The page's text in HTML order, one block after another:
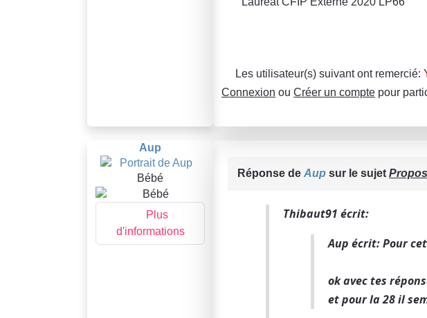
Les utilisateur(s) suivant ont remercié:
Connexion ou Créer un compte pour
Aup
Bébé
Plus
d'informations
Réponse de Aup sur le sujet
Thibaut91 écrit:
Aup écrit: Pour
ok avec tes
et pour la 28 il